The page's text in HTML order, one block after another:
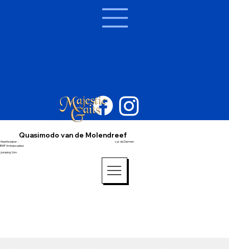
Quasimodo van de Molendreef
Heartbreaker -
Lys de Darmen
BWP Ambassadeur
Jumping 1.6m